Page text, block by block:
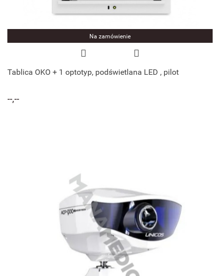
Na zamówienie
Tablica OKO + 1 optotyp, podświetlana LED , pilot
--,--